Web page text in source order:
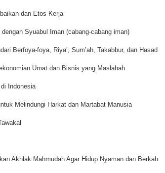
dan Etos Kerja
Syuabul Iman (cabang-cabang iman)
Berfoya-foya, Riya’, Sum’ah, Takabbur, dan Hasad
Umat dan Bisnis yang Maslahah
Indonesia
Melindungi Harkat dan Martabat Manusia
Akhlak Mahmudah Agar Hidup Nyaman dan Berkah